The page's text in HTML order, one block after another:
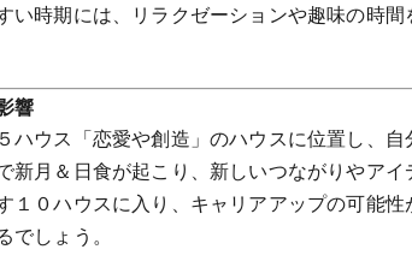
い時期には、リラクゼーションや趣味の時間
響
ハウス「恋愛や創造」のハウスに位置し、
新月＆日食が起こり、新しいつながりやア
１０ハウスに入り、キャリアアップの可能
でしょう。